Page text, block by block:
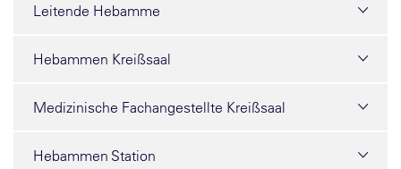
Leitende Hebamme
Hebammen Kreißsaal
Medizinische Fachangestellte Kreißsaal
Hebammen Station